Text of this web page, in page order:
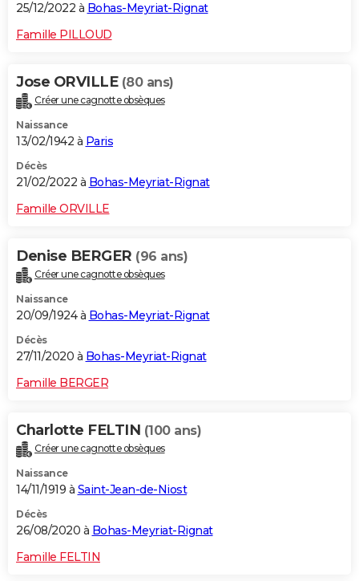
25/12/2022 à Bohas-Meyriat-Rignat
Famille PILLOUD
Jose ORVILLE (80 ans)
Créer une cagnotte obsèques
Naissance
13/02/1942 à Paris
Décès
21/02/2022 à Bohas-Meyriat-Rignat
Famille ORVILLE
Denise BERGER (96 ans)
Créer une cagnotte obsèques
Naissance
20/09/1924 à Bohas-Meyriat-Rignat
Décès
27/11/2020 à Bohas-Meyriat-Rignat
Famille BERGER
Charlotte FELTIN (100 ans)
Créer une cagnotte obsèques
Naissance
14/11/1919 à Saint-Jean-de-Niost
Décès
26/08/2020 à Bohas-Meyriat-Rignat
Famille FELTIN